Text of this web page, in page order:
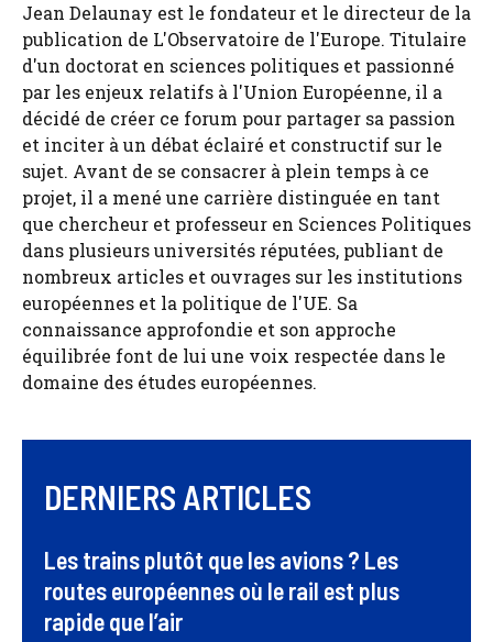
Jean Delaunay est le fondateur et le directeur de la
publication de L'Observatoire de l'Europe. Titulaire
d'un doctorat en sciences politiques et passionné
par les enjeux relatifs à l'Union Européenne, il a
décidé de créer ce forum pour partager sa passion
et inciter à un débat éclairé et constructif sur le
sujet. Avant de se consacrer à plein temps à ce
projet, il a mené une carrière distinguée en tant
que chercheur et professeur en Sciences Politiques
dans plusieurs universités réputées, publiant de
nombreux articles et ouvrages sur les institutions
européennes et la politique de l'UE. Sa
connaissance approfondie et son approche
équilibrée font de lui une voix respectée dans le
domaine des études européennes.
DERNIERS ARTICLES
Les trains plutôt que les avions ? Les
routes européennes où le rail est plus
rapide que l’air